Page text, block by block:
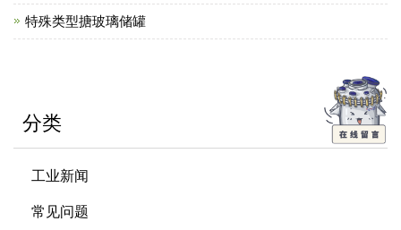
特殊类型搪玻璃储罐
分类
工业新闻
常见问题